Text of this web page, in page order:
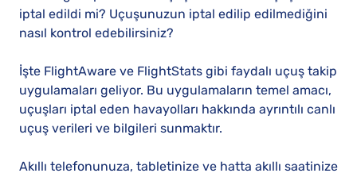
iptal edildi mi? Uçuşunuzun iptal edilip edilmediğini
nasıl kontrol edebilirsiniz?
İşte FlightAware ve FlightStats gibi faydalı uçuş takip
uygulamaları geliyor. Bu uygulamaların temel amacı,
uçuşları iptal eden havayolları hakkında ayrıntılı canlı
uçuş verileri ve bilgileri sunmaktır.
Akıllı telefonunuza, tabletinize ve hatta akıllı saatinize